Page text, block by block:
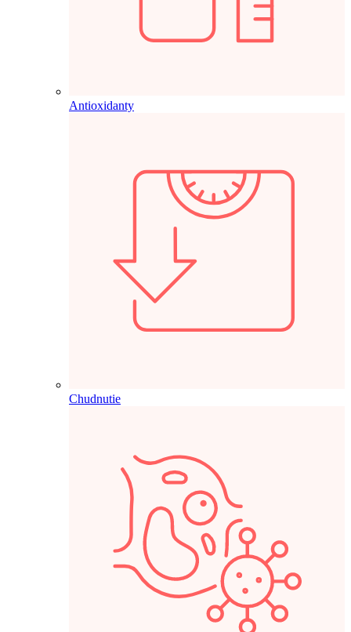
Antioxidanty
Chudnutie